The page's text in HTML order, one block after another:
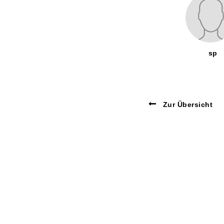
sp
Zur Übersicht